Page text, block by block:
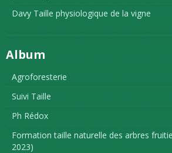
Davy Taille physiologique de la vigne
Album
Agroforesterie
Suivi Taille
Ph Rédox
Formation taille naturelle des arbres
2023)